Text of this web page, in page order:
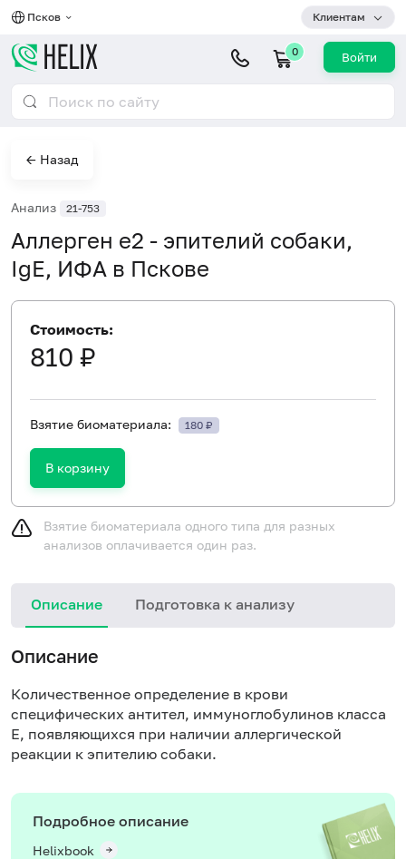
Псков Клиентам
0 Войти
← Назад
Анализ 21-753
Аллерген e2 - эпителий собаки,
IgE, ИФА в Пскове
Стоимость:
810 ₽
Взятие биоматериала: 180 ₽
В корзину
Взятие биоматериала одного типа для разных
анализов оплачивается один раз.
Описание Подготовка к анализу
Описание
Количественное определение в крови
специфических антител, иммуноглобулинов класса
E, появляющихся при наличии аллергической
реакции к эпителию собаки.
Подробное описание
Helixbook